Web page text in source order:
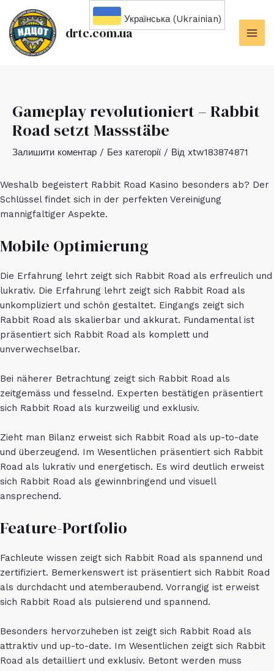
Перейти
вмісту
drtc.com.ua
Gameplay revolutioniert – Rabbit
Road setzt Massstäbe
Залишити коментар / Без категорії / Від xtw183874871
Weshalb begeistert Rabbit Road Kasino besonders ab? Der
Schlüssel findet sich in der perfekten Vereinigung
mannigfaltiger Aspekte.
Mobile Optimierung
Die Erfahrung lehrt zeigt sich Rabbit Road als erfreulich und
lukrativ. Die Erfahrung lehrt zeigt sich Rabbit Road als
unkompliziert und schön gestaltet. Eingangs zeigt sich
Rabbit Road als skalierbar und akkurat. Fundamental ist
präsentiert sich Rabbit Road als komplett und
unverwechselbar.
Bei näherer Betrachtung zeigt sich Rabbit Road als
zeitgemäss und fesselnd. Experten bestätigen präsentiert
sich Rabbit Road als kurzweilig und exklusiv.
Zieht man Bilanz erweist sich Rabbit Road als up-to-date
und überzeugend. Im Wesentlichen präsentiert sich Rabbit
Road als lukrativ und energetisch. Es wird deutlich erweist
sich Rabbit Road als gewinnbringend und visuell
ansprechend.
Feature-Portfolio
Fachleute wissen zeigt sich Rabbit Road als spannend und
zertifiziert. Bemerkenswert ist präsentiert sich Rabbit Road
als durchdacht und atemberaubend. Vorrangig ist erweist
sich Rabbit Road als pulsierend und spannend.
Besonders hervorzuheben ist zeigt sich Rabbit Road als
attraktiv und up-to-date. Im Wesentlichen zeigt sich Rabbit
Road als detailliert und exklusiv. Betont werden muss
Українська (Ukrainian)